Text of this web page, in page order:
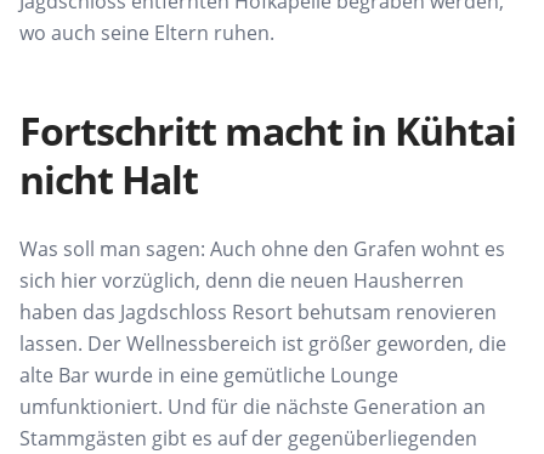
wo auch seine Eltern ruhen.
Fortschritt macht in Kühtai
nicht Halt
Was soll man sagen: Auch ohne den Grafen wohnt es
sich hier vorzüglich, denn die neuen Hausherren
haben das Jagdschloss Resort behutsam renovieren
lassen. Der Wellnessbereich ist größer geworden, die
alte Bar wurde in eine gemütliche Lounge
umfunktioniert. Und für die nächste Generation an
Stammgästen gibt es auf der gegenüberliegenden